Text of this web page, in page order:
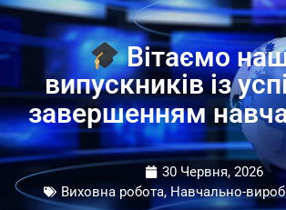
Вітаємо
випускників із
завершенням
30 Червня, 2026
Виховна робота, Навчально-